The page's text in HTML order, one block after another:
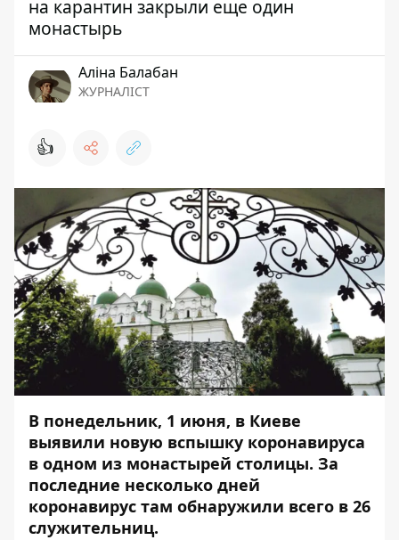
на карантин закрыли еще один
монастырь
Аліна Балабан
ЖУРНАЛІСТ
👍
В понедельник, 1 июня, в Киеве
выявили новую вспышку коронавируса
в одном из монастырей столицы. За
последние несколько дней
коронавирус там обнаружили всего в 26
служительниц.